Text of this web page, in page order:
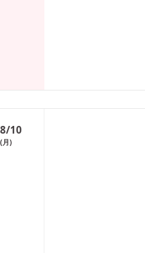
8/10
(月)